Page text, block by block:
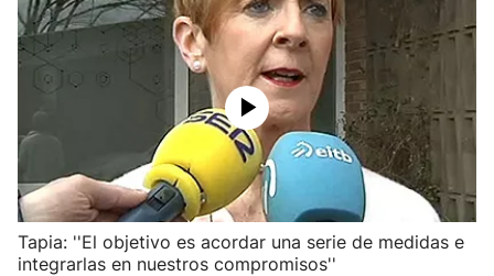
Tapia: ''El objetivo es acordar una serie de medidas e
integrarlas en nuestros compromisos''